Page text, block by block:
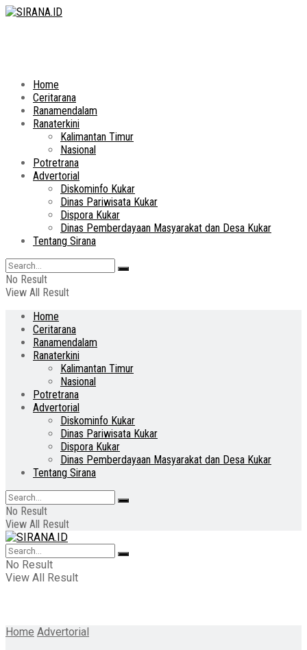
Home
Ceritarana
Ranamendalam
Ranaterkini
Kalimantan Timur
Nasional
Potretrana
Advertorial
Diskominfo Kukar
Dinas Pariwisata Kukar
Dispora Kukar
Dinas Pemberdayaan Masyarakat dan Desa Kukar
Tentang Sirana
No Result
View All Result
Home
Ceritarana
Ranamendalam
Ranaterkini
Kalimantan Timur
Nasional
Potretrana
Advertorial
Diskominfo Kukar
Dinas Pariwisata Kukar
Dispora Kukar
Dinas Pemberdayaan Masyarakat dan Desa Kukar
Tentang Sirana
No Result
View All Result
No Result
View All Result
Home Advertorial